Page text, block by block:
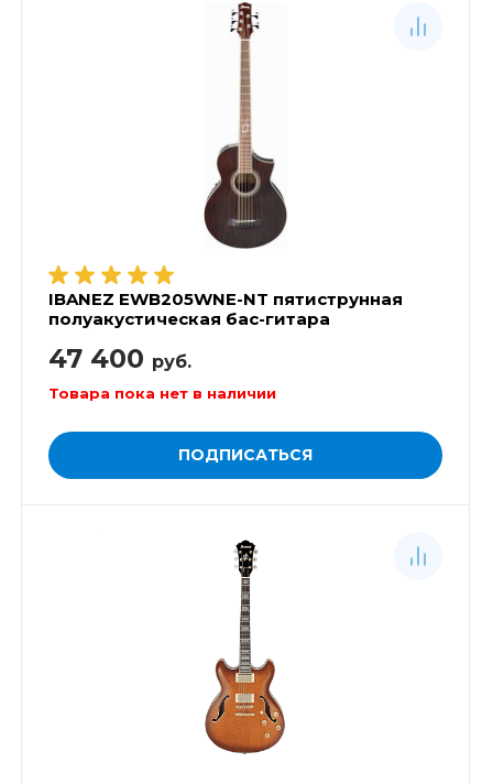
IBANEZ EWB205WNE-NT пятиструнная
полуакустическая бас-гитара
47 400 руб.
Товара пока нет в наличии
ПОДПИСАТЬСЯ